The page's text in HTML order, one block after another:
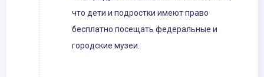
что дети и подростки имеют право
бесплатно посещать федеральные и
городские музеи.